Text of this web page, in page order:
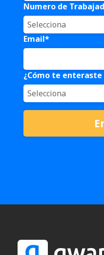
Numero de
Email*
¿Cómo te